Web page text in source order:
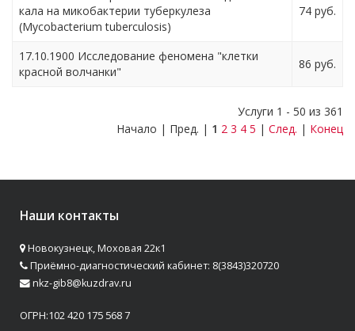
кала на микобактерии туберкулеза
(Mycobacterium tuberculosis)
74 руб.
17.10.1900 Исследование феномена "клетки
красной волчанки"
86 руб.
Услуги 1 - 50 из 361
Начало | Пред. | 1 2 3 4 5 | След. | Конец
Наши контакты
Новокузнецк, Моховая 22к1
Приёмно-диагностический кабинет: 8(3843)320720
nkz-gib8@kuzdrav.ru
ОГРН:102 420 175 568 7